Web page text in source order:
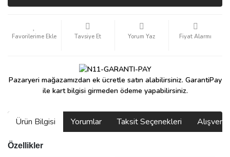
Tavsiye Et Yorum Yaz Fiyat Alarmı
Pazaryeri mağazamızdan ek ücretle satın alabilirsiniz. GarantiPay
ile kart bilgisi girmeden ödeme yapabilirsiniz.
Ürün Bilgisi Yorumlar Taksit Seçenekleri
Özellikler